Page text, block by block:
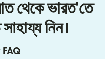
থেকে ভারত'তে
নিন।
FAQ